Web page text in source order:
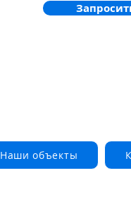
Наши объекты